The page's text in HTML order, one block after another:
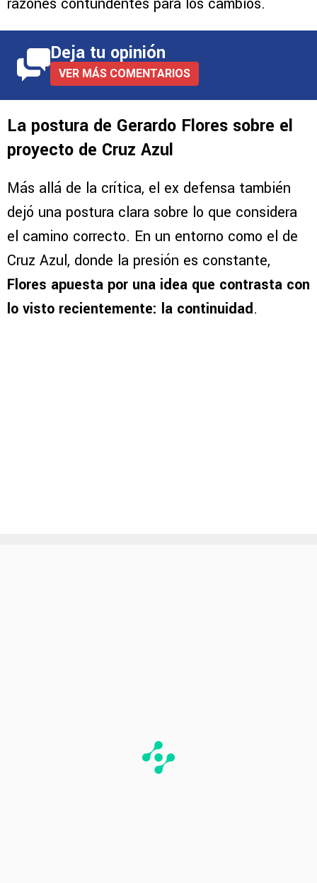
Deja tu opinión
VER MÁS COMENTARIOS
La postura de Gerardo Flores sobre el
proyecto de Cruz Azul
Más allá de la crítica, el ex defensa también
dejó una postura clara sobre lo que considera
el camino correcto. En un entorno como el de
Cruz Azul, donde la presión es constante,
Flores apuesta por una idea que contrasta con
lo visto recientemente: la continuidad.